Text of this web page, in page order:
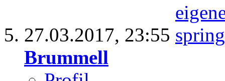
27.03.2017, 23:55
Brummell